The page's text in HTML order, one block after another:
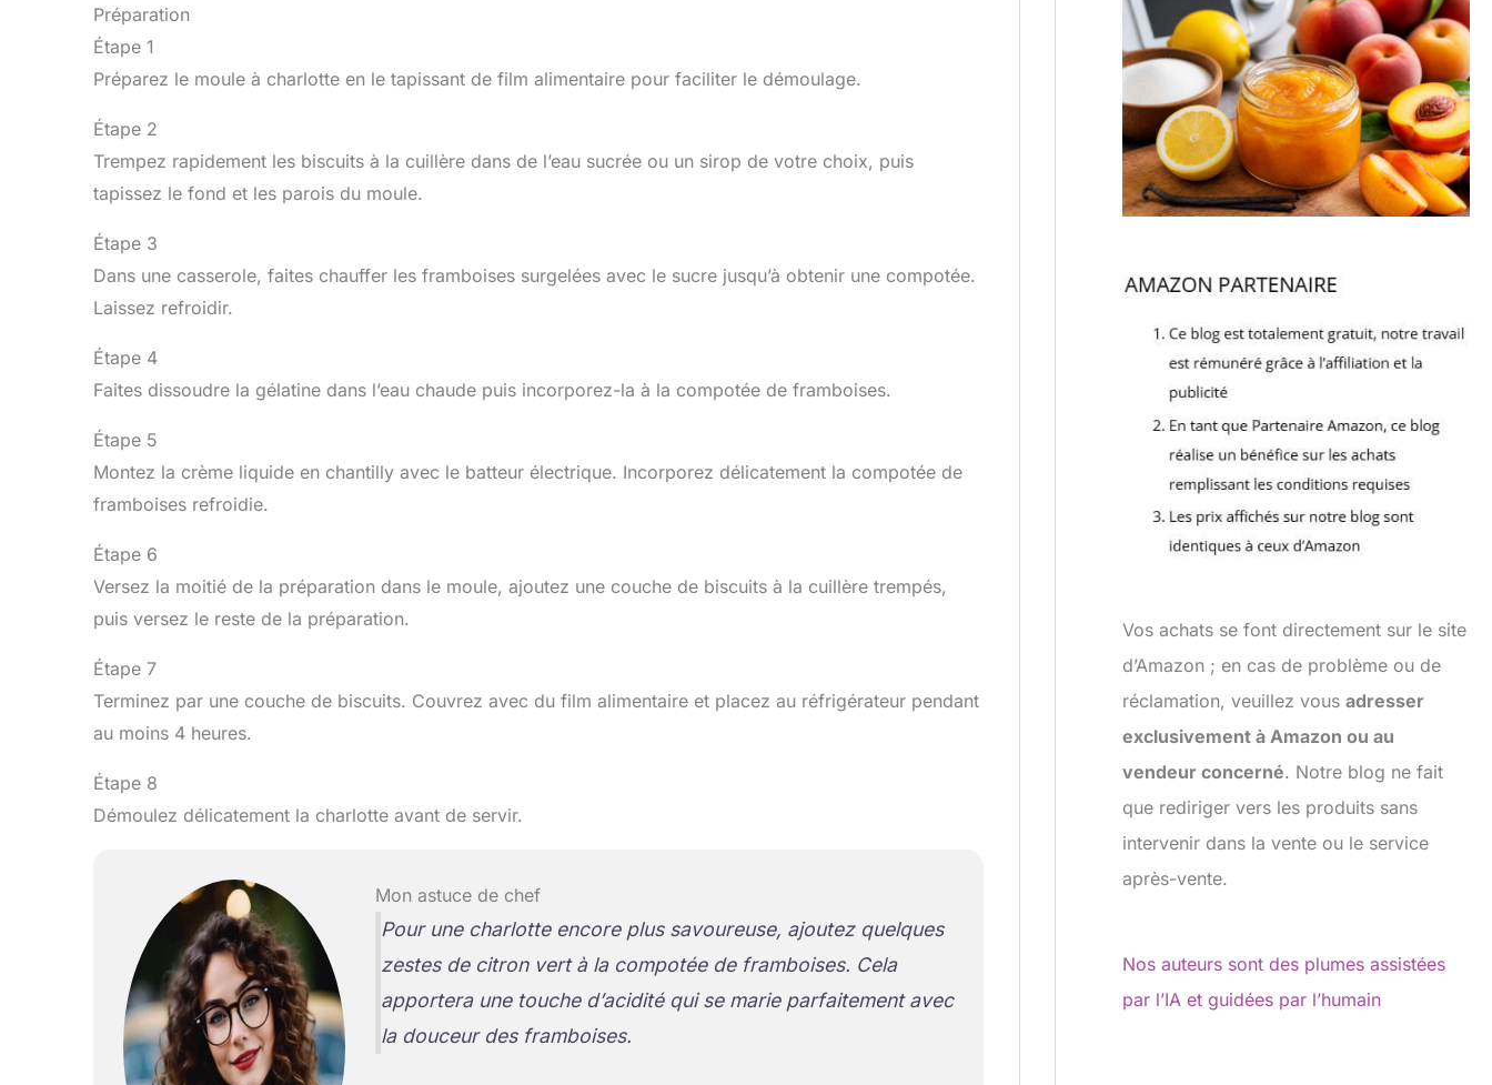
Préparation
Étape 1
Préparez le moule à charlotte en le tapissant de film alimentaire pour faciliter le démoulage.
Étape 2
Trempez rapidement les biscuits à la cuillère dans de l’eau sucrée ou un sirop de votre choix, puis
tapissez le fond et les parois du moule.
Étape 3
Dans une casserole, faites chauffer les framboises surgelées avec le sucre jusqu’à obtenir une compotée.
Laissez refroidir.
Étape 4
Faites dissoudre la gélatine dans l’eau chaude puis incorporez-la à la compotée de framboises.
Étape 5
Montez la crème liquide en chantilly avec le batteur électrique. Incorporez délicatement la compotée de
framboises refroidie.
Étape 6
Versez la moitié de la préparation dans le moule, ajoutez une couche de biscuits à la cuillère trempés,
puis versez le reste de la préparation.
Étape 7
Terminez par une couche de biscuits. Couvrez avec du film alimentaire et placez au réfrigérateur pendant
au moins 4 heures.
Étape 8
Démoulez délicatement la charlotte avant de servir.
Mon astuce de chef
Pour une charlotte encore plus savoureuse, ajoutez quelques
zestes de citron vert à la compotée de framboises. Cela
apportera une touche d’acidité qui se marie parfaitement avec
la douceur des framboises.
Vos achats se font directement sur le site
d’Amazon ; en cas de problème ou de
réclamation, veuillez vousadresser
exclusivement à Amazon ou au
vendeur concerné. Notre blog ne fait
que rediriger vers les produits sans
intervenir dans la vente ou le service
après-vente.
Nos auteurs sont des plumes assistées
par l’IA et guidées par l’humain